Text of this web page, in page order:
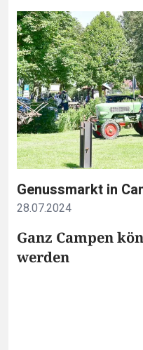
Genussmarkt in
28.07.2024
Ganz Campen
werden